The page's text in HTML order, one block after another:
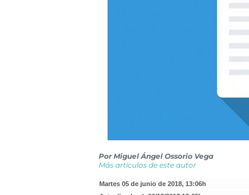
PorMiguel Ángel Ossorio Vega
Más artículos de este autor
martes 05 de junio de 2018, 13:06h